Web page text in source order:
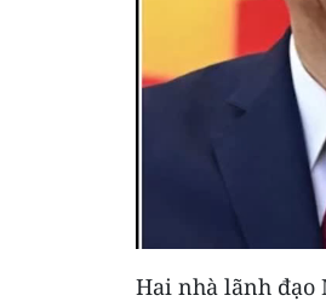
Hai nhà lãnh đạo